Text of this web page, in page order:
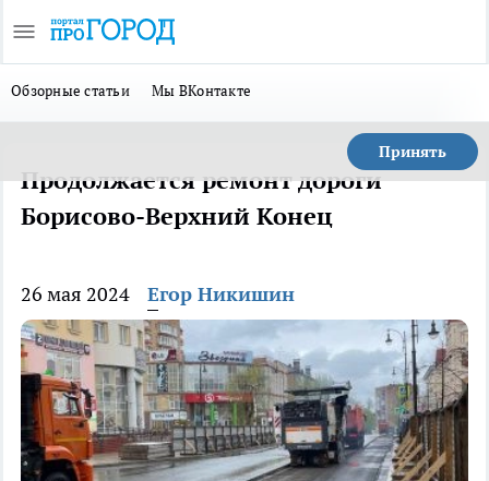
Обзорные статьи Мы ВКонтакте
Принять
Продолжается ремонт дороги
Борисово-Верхний Конец
26 мая 2024 Егор Никишин